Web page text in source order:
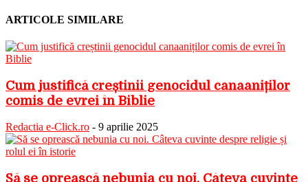
ARTICOLE SIMILARE
Cum justifică creștinii genocidul canaaniților
comis de evrei în Biblie
Redactia e-Click.ro - 9 aprilie 2025
Să se oprească nebunia cu noi. Câteva cuvinte